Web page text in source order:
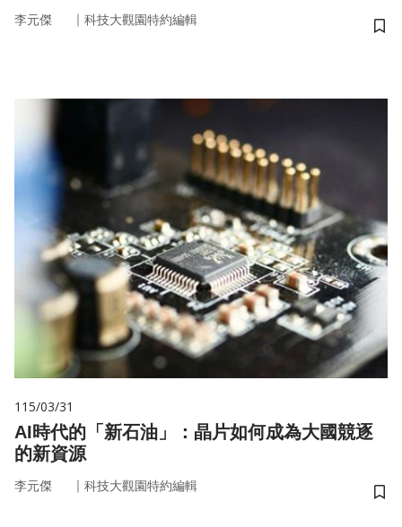
李元傑 ｜ 科技大觀園特約編輯
儲
115/03/31
AI時代的「新石油」：晶片如何成為大國競逐
的新資源
李元傑 ｜ 科技大觀園特約編輯
儲